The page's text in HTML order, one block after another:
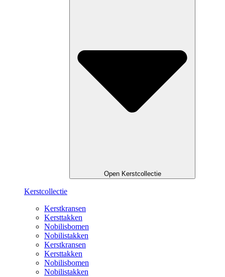
Open Kerstcollectie
Kerstcollectie
Kerstkransen
Kersttakken
Nobilisbomen
Nobilistakken
Kerstkransen
Kersttakken
Nobilisbomen
Nobilistakken